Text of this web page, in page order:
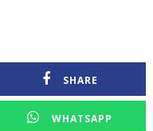
SHARE
WHATSAPP